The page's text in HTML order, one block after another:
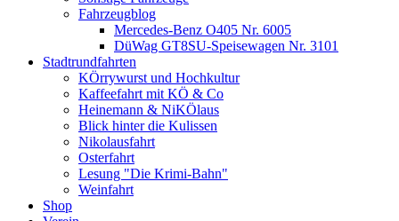
Fahrzeugblog
Mercedes-Benz O405 Nr. 6005
DüWag GT8SU-Speisewagen Nr. 3101
Stadtrundfahrten
KÖrrywurst und Hochkultur
Kaffeefahrt mit KÖ & Co
Heinemann & NiKÖlaus
Blick hinter die Kulissen
Nikolausfahrt
Osterfahrt
Lesung "Die Krimi-Bahn"
Weinfahrt
Shop